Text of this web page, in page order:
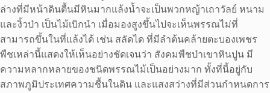
ล่างที่มีหน้าดินตื้นมีหินมากแล้งน้ำจะเป็นพวกหญ้าเถาวัลย์ หนาม
และงิ้วป่า เป็นไม้เบิกนำ เมื่อมองสูงขึ้นไปจะเห็นพรรณไม่ที่
สามารถขึ้นในที่แล้งได้ เช่น สลัดได ที่มีลำต้นคล้ายตะบองเพชร
พืชเหล่านี้แสดงให้เห็นอย่างชัดเจนว่า สังคมพืชป่าเขาหินปูน มี
ความหลากหลายของชนิดพรรณไม้เป็นอย่างมาก ทั้งที่นี้อยู่กับ
สภาพภูมิประเทศความชื้นในดิน และแสงสว่างที่มีส่วนกำหนดการ